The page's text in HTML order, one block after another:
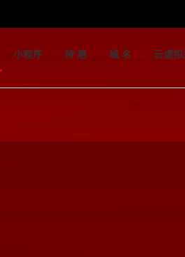
小程序 特 惠 域 名 云虚